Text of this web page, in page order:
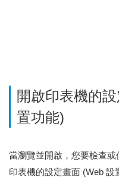
開啟印表機的
置功能)
當瀏覽並開啟，您要檢查
印表機的設定畫面 (Web 設